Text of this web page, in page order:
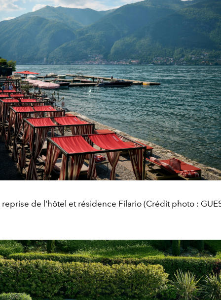
reprise de l'hôtel et résidence Filario (Crédit photo :